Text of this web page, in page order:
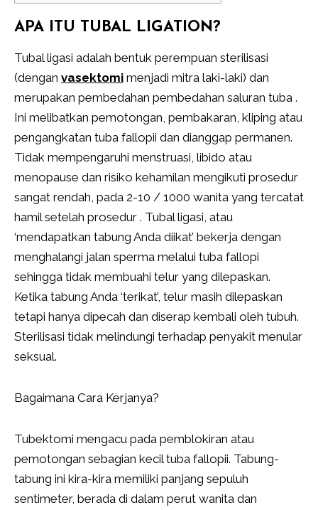
APA ITU TUBAL LIGATION?
Tubal ligasi adalah bentuk perempuan sterilisasi
(dengan vasektomi menjadi mitra laki-laki) dan
merupakan pembedahan pembedahan saluran tuba .
Ini melibatkan pemotongan, pembakaran, kliping atau
pengangkatan tuba fallopii dan dianggap permanen.
Tidak mempengaruhi menstruasi, libido atau
menopause dan risiko kehamilan mengikuti prosedur
sangat rendah, pada 2-10 / 1000 wanita yang tercatat
hamil setelah prosedur . Tubal ligasi, atau
‘mendapatkan tabung Anda diikat’ bekerja dengan
menghalangi jalan sperma melalui tuba fallopi
sehingga tidak membuahi telur yang dilepaskan.
Ketika tabung Anda ‘terikat’, telur masih dilepaskan
tetapi hanya dipecah dan diserap kembali oleh tubuh.
Sterilisasi tidak melindungi terhadap penyakit menular
seksual.
Bagaimana Cara Kerjanya?
Tubektomi mengacu pada pemblokiran atau
pemotongan sebagian kecil tuba fallopii. Tabung-
tabung ini kira-kira memiliki panjang sepuluh
sentimeter, berada di dalam perut wanita dan